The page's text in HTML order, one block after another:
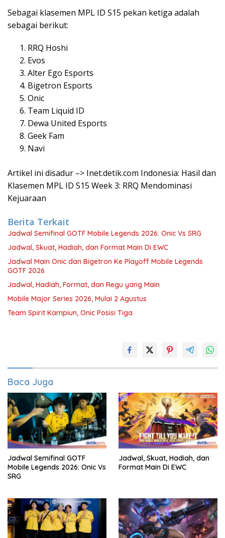
Sebagai klasemen MPL ID S15 pekan ketiga adalah
sebagai berikut:
RRQ Hoshi
Evos
Alter Ego Esports
Bigetron Esports
Onic
Team Liquid ID
Dewa United Esports
Geek Fam
Navi
Artikel ini disadur –> Inet.detik.com Indonesia: Hasil dan
Klasemen MPL ID S15 Week 3: RRQ Mendominasi
Kejuaraan
Berita Terkait
Jadwal Semifinal GOTF Mobile Legends 2026: Onic Vs SRG
Jadwal, Skuat, Hadiah, dan Format Main Di EWC
Jadwal Main Onic dan Bigetron Ke Playoff Mobile Legends
GOTF 2026
Jadwal, Hadiah, Format, dan Regu yang Main
Mobile Major Series 2026, Mulai 2 Agustus
Team Spirit Kampiun, Onic Posisi Tiga
Baca Juga
Jadwal Semifinal GOTF
Mobile Legends 2026: Onic Vs
SRG
Jadwal, Skuat, Hadiah, dan
Format Main Di EWC